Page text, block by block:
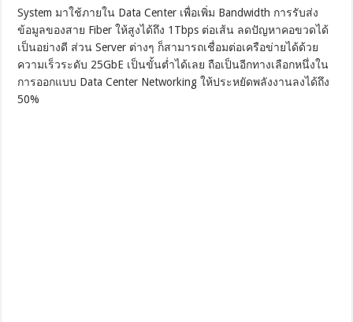
System มาใช้ภายใน Data Center เพื่อเพิ่ม Bandwidth การรับส่ง
ข้อมูลของสาย Fiber ให้สูงได้ถึง 1Tbps ต่อเส้น ลดปัญหาคอขวดได้
เป็นอย่างดี ส่วน Server ต่างๆ ก็สามารถเชื่อมต่อเครือข่ายได้ด้วย
ความเร็วระดับ 25GbE เป็นขั้นต่ำได้เลย ถือเป็นอีกทางเลือกหนึ่งใน
การออกแบบ Data Center Networking ให้ประหยัดพลังงานลงได้ถึง
50%